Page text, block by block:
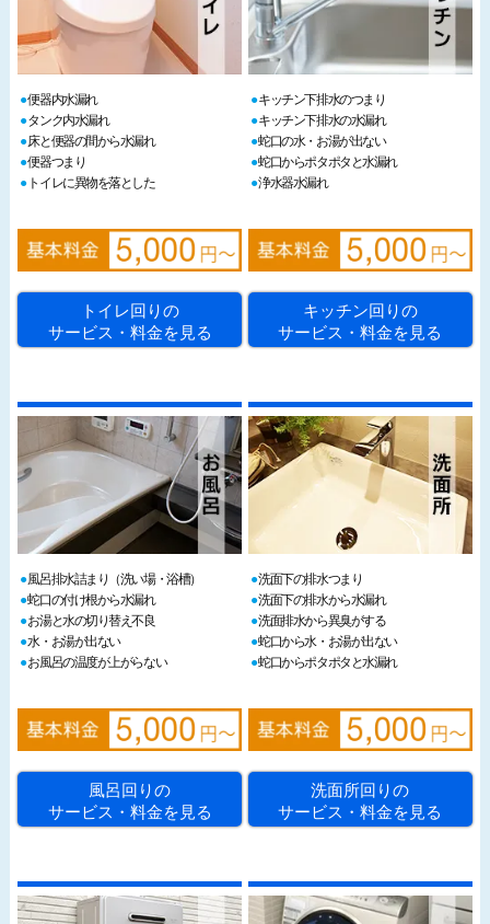
便器内水漏れ
タンク内水漏れ
床と便器の間から水漏れ
便器つまり
トイレに異物を落とした
トイレ回りの
サービス・料金を見る
キッチン下排水のつまり
キッチン下排水の水漏れ
蛇口の水・お湯が出ない
蛇口からポタポタと水漏れ
浄水器水漏れ
キッチン回りの
サービス・料金を見る
風呂排水詰まり（洗い場・浴槽）
蛇口の付け根から水漏れ
お湯と水の切り替え不良
水・お湯が出ない
お風呂の温度が上がらない
風呂回りの
サービス・料金を見る
洗面下の排水つまり
洗面下の排水から水漏れ
洗面排水から異臭がする
蛇口から水・お湯が出ない
蛇口からポタポタと水漏れ
洗面所回りの
サービス・料金を見る